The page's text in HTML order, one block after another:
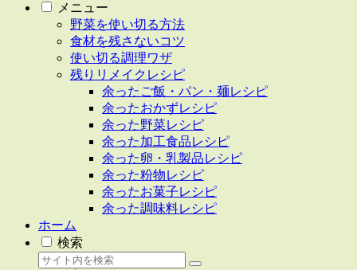
メニュー
野菜を使い切る方法
食材を残さないコツ
使い切る調理ワザ
残りリメイクレシピ
余ったご飯・パン・麺レシピ
余ったおかずレシピ
余った野菜レシピ
余った加工食品レシピ
余った卵・乳製品レシピ
余った粉物レシピ
余ったお菓子レシピ
余った調味料レシピ
ホーム
検索